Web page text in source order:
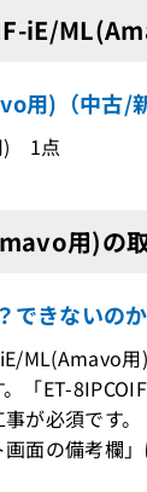
iE/
用)（中古/
) 1点
用)の
できないの
ML(Amavo
ET-
が必須です。
面の備考欄